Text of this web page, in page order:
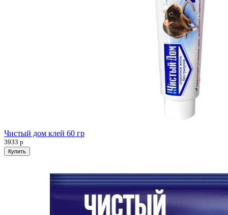
Чистый дом клей 60 гр
3933 р